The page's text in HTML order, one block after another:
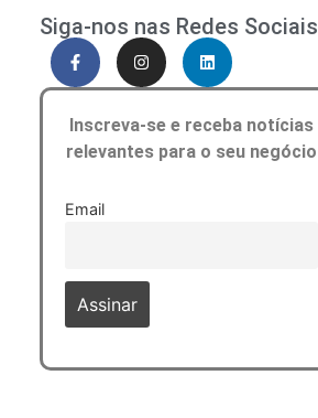
Siga-nos nas Redes Sociais
Inscreva-se e receba notícias
relevantes para o seu negócio
Email